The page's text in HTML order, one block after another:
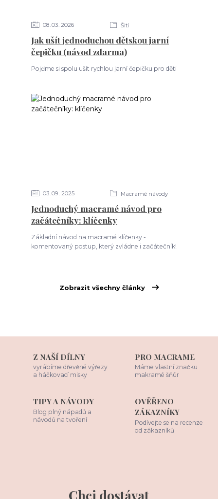
08 03 2026 Šití
Jak ušít jednoduchou dětskou jarní
čepičku (návod zdarma)
Pojďme si spolu ušít rychlou jarní čepičku pro děti
03 09 2025 Macramé návody
Jednoduchý macramé návod pro
začátečníky: klíčenky
Základní návod na macramé klíčenky -
komentovaný postup, který zvládne i začátečník!
Zobrazit všechny články
Z NAŠÍ DÍLNY
vyrábíme dřevěné výřezy
a háčkovací misky
PRO MACRAME
Máme vlastní značku
makramé šňůr
TIPY A NÁVODY
Blog plný nápadů a
návodů na tvoření
OVĚŘENO
ZÁKAZNÍKY
Podívejte se na recenze
od zákazníků
Chci dostávat